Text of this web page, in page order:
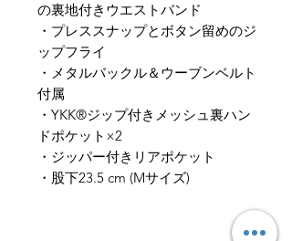
の裏地付きウエストバンド
・プレススナップとボタン留めのジ
ップフライ
・メタルバックル＆ウーブンベルト
付属
・YKK®ジップ付きメッシュ裏ハン
ドポケット×2
・ジッパー付きリアポケット
・股下23.5 cm (Mサイズ)